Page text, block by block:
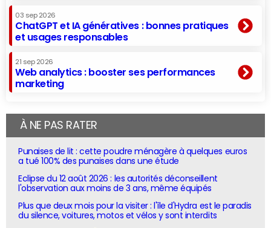
03 sep 2026
ChatGPT et IA génératives : bonnes pratiques
et usages responsables
21 sep 2026
Web analytics : booster ses performances
marketing
À NE PAS RATER
Punaises de lit : cette poudre ménagère à quelques euros
a tué 100% des punaises dans une étude
Eclipse du 12 août 2026 : les autorités déconseillent
l'observation aux moins de 3 ans, même équipés
Plus que deux mois pour la visiter : l'île d'Hydra est le paradis
du silence, voitures, motos et vélos y sont interdits